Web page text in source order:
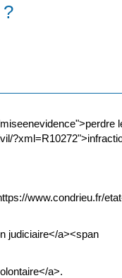
www.condrieu.fr/
judiciaire</a><span
a>.